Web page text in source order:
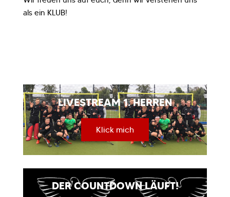
als ein KLUB!
LIVESTREAM 1. HERREN
Klick mich
DER COUNTDOWN LÄUFT!